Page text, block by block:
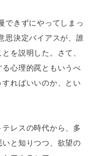
できずにやってしまっ
思決定バイアスが、誰
を説明した。さて、
心理的罠ともいうべ
ればいいのか、とい
レスの時代から、多
いと知りつつ、欲望の